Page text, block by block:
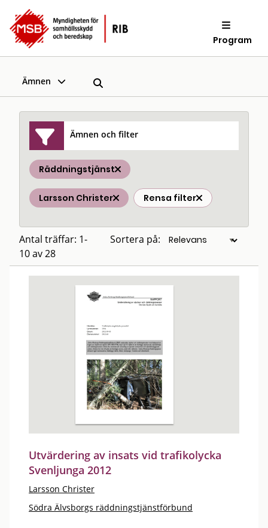
Program
Ämnen
Ämnen och filter
Räddningstjänst
Larsson Christer Rensa filter
Antal träffar: 1-
10 av 28
Sortera på:
Utvärdering av insats vid trafikolycka
Svenljunga 2012
Larsson Christer
Södra Älvsborgs räddningstjänstförbund